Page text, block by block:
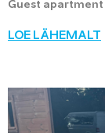
Guest apartment
LOE LÄHEMALT